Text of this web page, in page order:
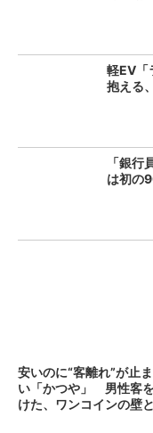
軽EV
抱える
「銀
は初の
安いのに“客離れ”が止
い「かつや」 男性客
けた、ワンコインの壁と